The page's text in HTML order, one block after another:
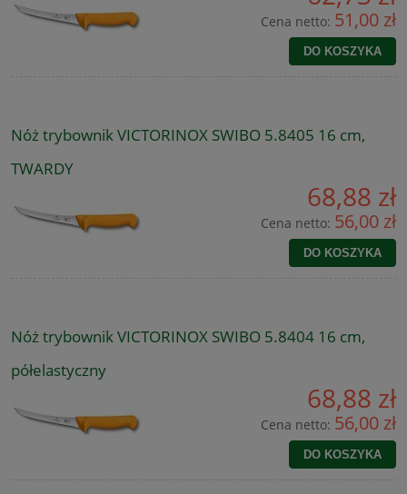
Cena netto: 51,00 zł
DO KOSZYKA
Nóż trybownik VICTORINOX SWIBO 5.8405 16 cm,
TWARDY
68,88 zł
Cena netto: 56,00 zł
DO KOSZYKA
Nóż trybownik VICTORINOX SWIBO 5.8404 16 cm,
półelastyczny
68,88 zł
Cena netto: 56,00 zł
DO KOSZYKA